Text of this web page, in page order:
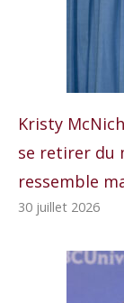
Kristy
se retirer du
ressemble
30 juillet 2026